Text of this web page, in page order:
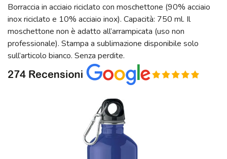
Borraccia in acciaio riciclato con moschettone (90% acciaio
inox riciclato e 10% acciaio inox). Capacità: 750 ml. Il
moschettone non è adatto all’arrampicata (uso non
professionale). Stampa a sublimazione disponibile solo
sull’articolo bianco. Senza perdite.